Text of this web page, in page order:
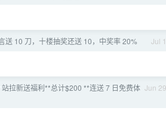
Jul 1
送 10 刀，十楼抽奖还送 10，中奖率 20%
Jun 29
拉新送福利**总计$200 **连送 7 日免费体